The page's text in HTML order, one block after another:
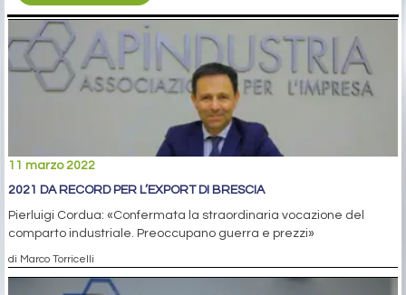
11 marzo 2022
2021 DA RECORD PER L’EXPORT DI BRESCIA
Pierluigi Cordua: «Confermata la straordinaria vocazione del
comparto industriale. Preoccupano guerra e prezzi»
di Marco Torricelli